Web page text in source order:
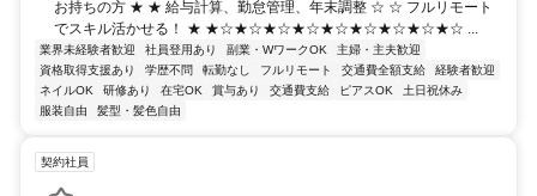
お持ちの方 ★ ★ 給与計算、勤怠管理、年末調整 ☆ ☆ フルリモート
でスキル活かせる！ ★ ★☆★☆★☆★☆★☆★☆★☆★☆★☆ ...
業界未経験者歓迎 社員登用あり 副業・WワークOK
主婦・主夫歓迎
資格取得支援あり
学歴不問 転勤なし フルリモート 交通費全額支給
経験者歓迎
ネイルOK
研修あり 在宅OK 賞与あり 交通費支給 ピアスOK
土日祝休み
服装自由
髪型・髪色自由
契約社員